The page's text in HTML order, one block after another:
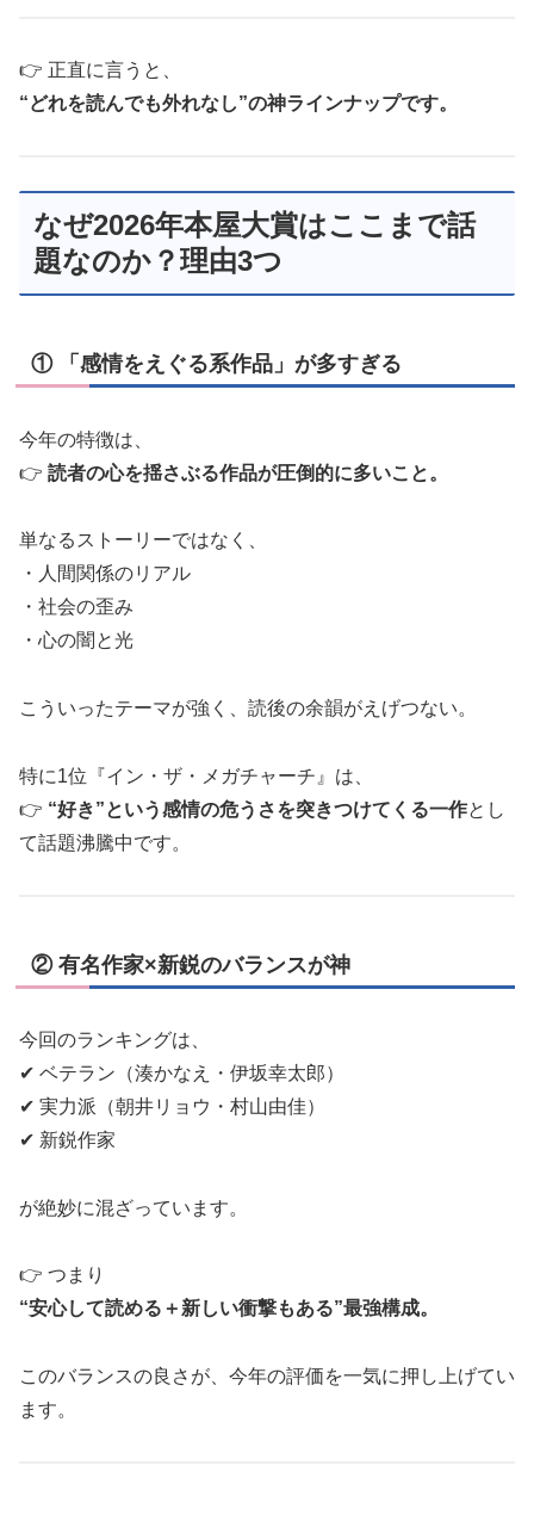
👉 正直に言うと、
“どれを読んでも外れなし”の神ラインナップです。
なぜ2026年本屋大賞はここまで話
題なのか？理由3つ
① 「感情をえぐる系作品」が多すぎる
今年の特徴は、
👉 読者の心を揺さぶる作品が圧倒的に多いこと。
単なるストーリーではなく、
・人間関係のリアル
・社会の歪み
・心の闇と光
こういったテーマが強く、読後の余韻がえげつない。
特に1位『イン・ザ・メガチャーチ』は、
👉 “好き”という感情の危うさを突きつけてくる一作とし
て話題沸騰中です。
② 有名作家×新鋭のバランスが神
今回のランキングは、
✔ ベテラン（湊かなえ・伊坂幸太郎）
✔ 実力派（朝井リョウ・村山由佳）
✔ 新鋭作家
が絶妙に混ざっています。
👉 つまり
“安心して読める＋新しい衝撃もある”最強構成。
このバランスの良さが、今年の評価を一気に押し上げてい
ます。